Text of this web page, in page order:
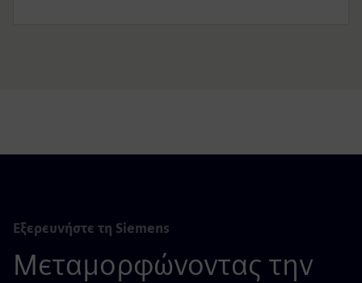
Εξερευνήστε τη Siemens
Μεταμορφώνοντας την